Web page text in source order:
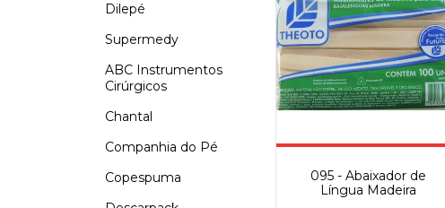
Dilepé
Supermedy
ABC Instrumentos
Cirúrgicos
Chantal
Companhia do Pé
Copespuma
095 - Abaixador de
Língua Madeira